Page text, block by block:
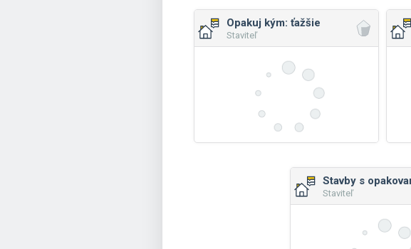
Opakuj kým: ťažšie
Staviteľ
Staviteľ